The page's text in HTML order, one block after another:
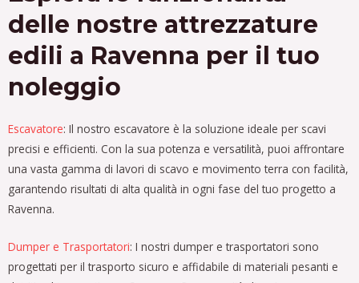
delle nostre attrezzature
edili a Ravenna per il tuo
noleggio
Escavatore: Il nostro escavatore è la soluzione ideale per scavi
precisi e efficienti. Con la sua potenza e versatilità, puoi affrontare
una vasta gamma di lavori di scavo e movimento terra con facilità,
garantendo risultati di alta qualità in ogni fase del tuo progetto a
Ravenna.
Dumper e Trasportatori: I nostri dumper e trasportatori sono
progettati per il trasporto sicuro e affidabile di materiali pesanti e